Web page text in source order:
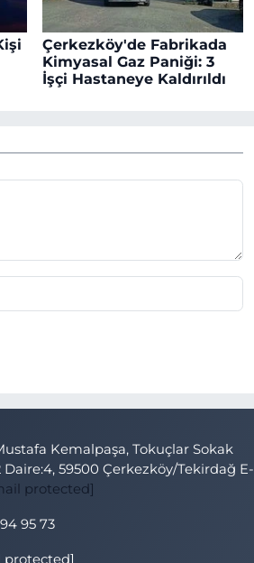
Çerkezköy'de Fabrikada
Kimyasal Gaz Paniği: 3
İşçi Hastaneye Kaldırıldı
Kemalpaşa, Tokuçlar Sokak
Daire:4, 59500 Çerkezköy/Tekirdağ E-
protected]
95 73
protected]